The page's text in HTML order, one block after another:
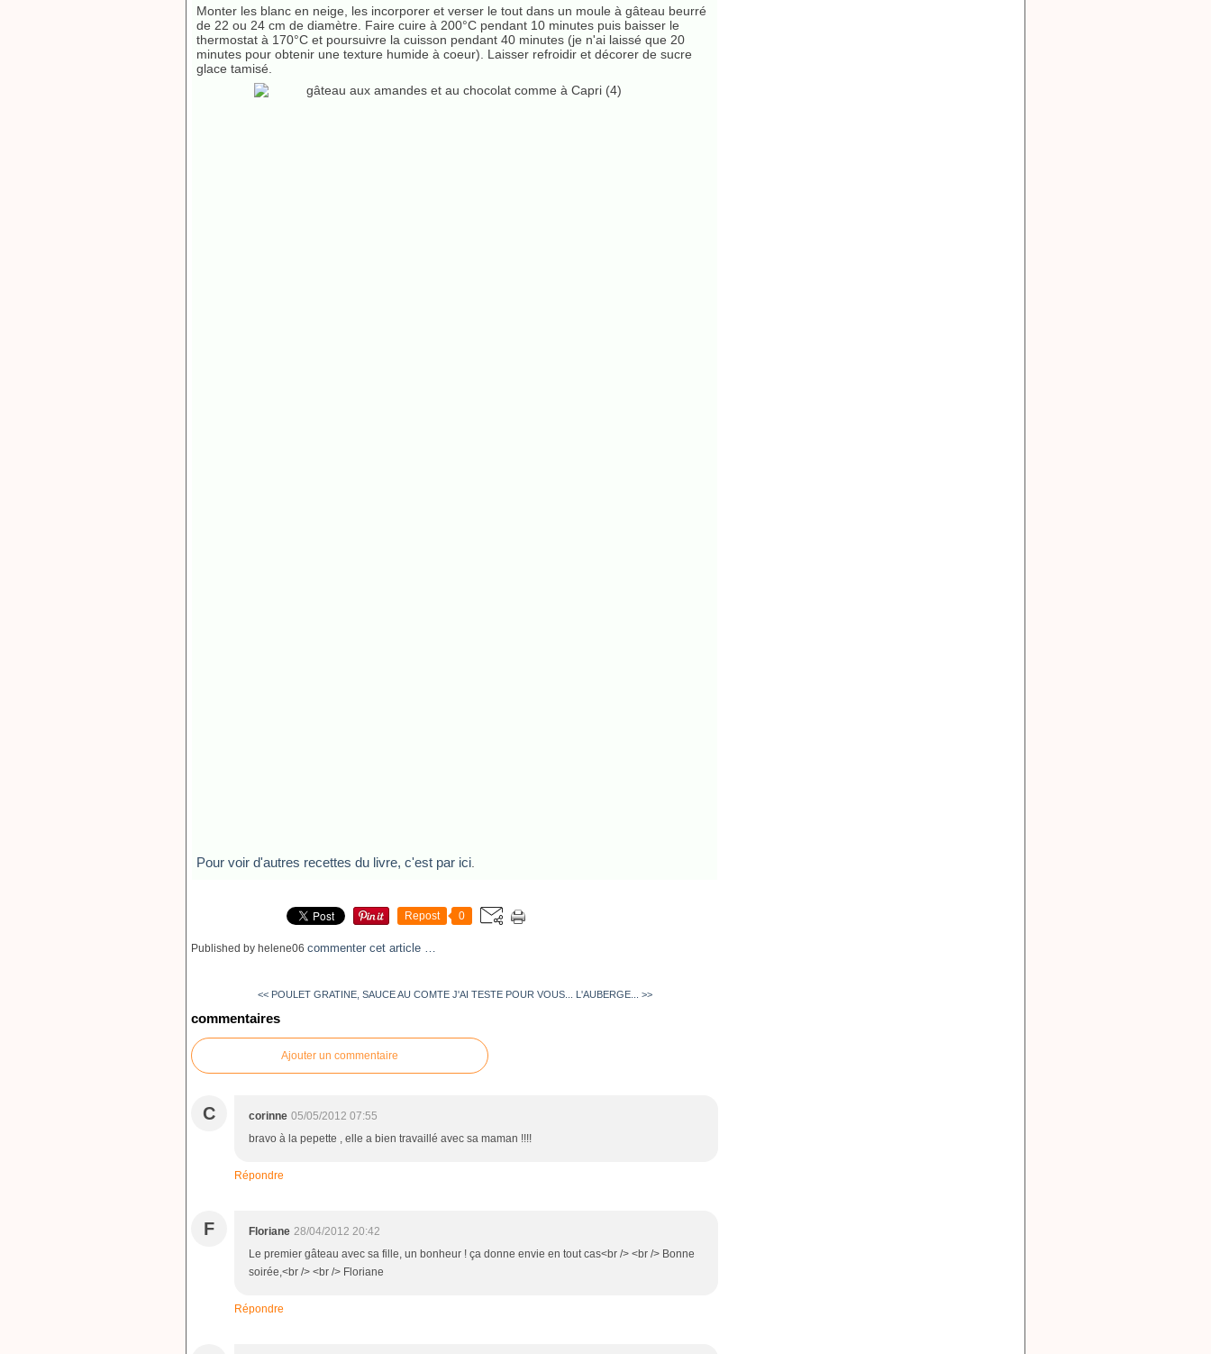
Monter les blanc en neige, les incorporer et verser le tout dans un moule à gâteau beurré
de 22 ou 24 cm de diamètre. Faire cuire à 200°C pendant 10 minutes puis baisser le
thermostat à 170°C et poursuivre la cuisson pendant 40 minutes (je n'ai laissé que 20
minutes pour obtenir une texture humide à coeur). Laisser refroidir et décorer de sucre
glace tamisé.
Pour voir d'autres recettes du livre, c'est par ici
Repost 0
Published by helene06 commenter cet article …
<< POULET GRATINE, SAUCE AU COMTE J'AI TESTE POUR VOUS... L'AUBERGE... >>
commentaires
Ajouter un commentaire
C corinne 05/05/2012 07:55
bravo à la pepette , elle a bien travaillé avec sa maman !!!!
Répondre
F Floriane 28/04/2012 20:42
Le premier gâteau avec sa fille, un bonheur ! ça donne envie en tout cas<br /> <br /> Bonne
soirée,<br /> <br /> Floriane
Répondre